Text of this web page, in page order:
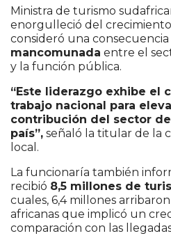
Ministra de turismo
enorgulleció del
consideró una consecuencia
mancomunada entre el
y la función pública.
“Este liderazgo exhibe el
trabajo nacional para
contribución del sector
país”, señaló la titular de la
local.
La funcionaría también
recibió 8,5 millones de
cuales, 6,4 millones
africanas que implicó un
comparación con las